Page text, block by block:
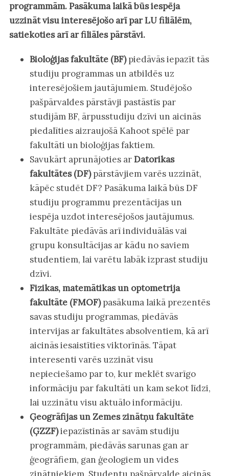
programmām. Pasākuma laikā būs iespēja
uzzināt visu interesējošo arī par LU filiālēm,
satiekoties arī ar filiāles pārstāvi.
Bioloģijas fakultāte (BF)piedāvās iepazīt tās
studiju programmas un atbildēs uz
interesējošiem jautājumiem. Studējošo
pašpārvaldes pārstāvji pastāstīs par
studijām BF, ārpusstudiju dzīvi un aicinās
piedalīties aizraujošā Kahoot spēlē par
fakultāti un bioloģijas faktiem.
Savukārt aprunājoties arDatorikas
fakultātes (DF)pārstāvjiem varēs uzzināt,
kāpēc studēt DF? Pasākuma laikā būs DF
studiju programmu prezentācijas un
iespēja uzdot interesējošos jautājumus.
Fakultāte piedāvās arī individuālās vai
grupu konsultācijas ar kādu no saviem
studentiem, lai varētu labāk izprast studiju
dzīvi.
Fizikas, matemātikas un optometrija
fakultāte (FMOF)pasākuma laikā prezentēs
savas studiju programmas, piedāvās
intervijas ar fakultātes absolventiem, kā arī
aicinās iesaistīties viktorīnās. Tāpat
interesenti varēs uzzināt visu
nepieciešamo par to, kur meklēt svarīgo
informāciju par fakultāti un kam sekot līdzi,
lai uzzinātu visu aktuālo informāciju.
Ģeogrāfijas un Zemes zinātņu fakultāte
(ĢZZF)iepazīstinās ar savām studiju
programmām, piedāvās sarunas gan ar
ģeogrāfiem, gan ģeologiem un vides